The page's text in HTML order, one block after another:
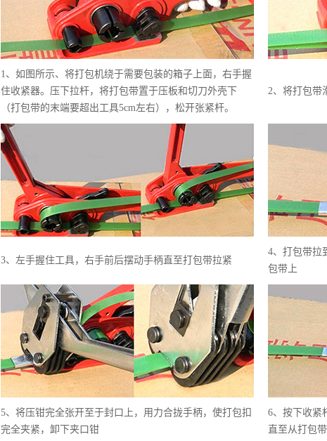
1、如图所示、将打包机绕于需要包装的箱子上面，右手握
住收紧器。压下拉杆，将打包带置于压板和切刀外壳下
（打包带的末端要超出工具5cm左右），松开张紧杆。
2、将打包带
3、左手握住工具，右手前后摆动手柄直至打包带拉紧
4、打包带拉
包带上
5、将压钳完全张开至于封口上，用力合拢手柄，使打包扣
完全夹紧，卸下夹口钳
6、按下收紧
直至从打包